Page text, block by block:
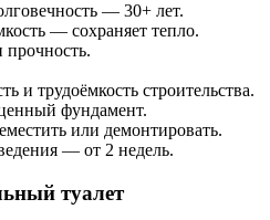
— 30+ лет.
— сохраняет тепло.
прочность.
и трудоёмкость строительства.
фундамент.
или демонтировать.
— от 2 недель.
туалет